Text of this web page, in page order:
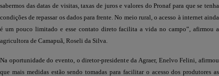
sabermos das datas de visitas, taxas de juros e valores do Pronaf para que se tenha
condições de repassar os dados para frente. No meio rural, o acesso à internet ainda
é um pouco limitado e esse contato direto facilita a vida no campo”, afirmou a
agricultora de Camapuã, Roseli da Silva.
Na oportunidade do evento, o diretor-presidente da Agraer, Enelvo Felini, afirmou
que mais medidas estão sendo tomadas para facilitar o acesso dos produtores as